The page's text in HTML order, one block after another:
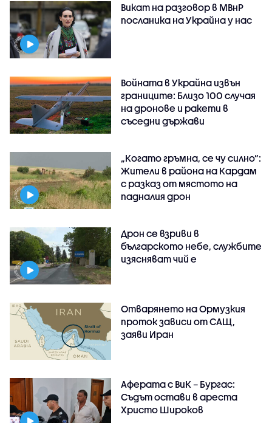
Викат на разговор в МВнР
посланика на Украйна у нас
Войната в Украйна извън
границите: Близо 100 случая
на дронове и ракети в
съседни държави
„Когато гръмна, се чу силно“:
Жители в района на Кардам
с разказ от мястото на
падналия дрон
Дрон се взриви в
българското небе, службите
изясняват чий е
Отварянето на Ормузкия
проток зависи от САЩ,
заяви Иран
Аферата с ВиК – Бургас:
Съдът остави в ареста
Христо Широков